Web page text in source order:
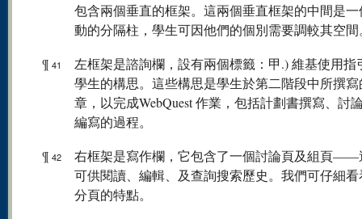
包含兩個垂直的框架。這兩個垂直框架的中間是
動的分隔柱，學生可因他們的個別需要調較其空間
¶ 41
左框架是諮詢欄，設有兩個標籤：甲.) 維基使用指
學生的構思。這些構思是學生於第二階段中所撰寫
章，以完成WebQuest 作業，包括計劃書撰寫、討
編寫的過程。
¶ 42
右框架是寫作欄，它包含了一個討論頁及組頁——
可供閱讀、編輯、及查詢搜索歷史。我們可仔細
分頁的特點。